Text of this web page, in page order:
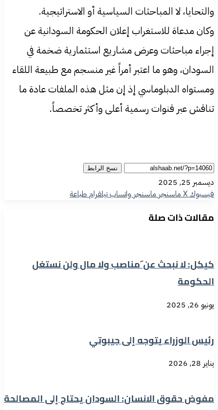
والتحايا، لا المباحثات السياسية أو الاستراتيجية.
وكان مدعاة للاستغراب إعلان الحكومة السودانية عن
إجراء مباحثات وعرض مشاريع استثمارية ضخمة في
السودان، وهو ما اعتبر أمراً غير منسجم مع طبيعة اللقاء
ومستواه الدبلوماسي إذ إن مثل هذه الملفات عادة ما
تناقش عبر قنوات رسمية أعلى وأكثر تخصصاً.
نسخ الرابط
ديسمبر 25, 2025
فيسبوك‫Xماسنجر ماسنجر واتسابتيلقرامطباعة
مقالات ذات صلة
كيكل: لا نبحث عن َمناصب ولا مال ولن نستغل
الحكومة
يونيو 26, 2025
رئيس الوزراء يتوجه إلى جيبوتي
يناير 28, 2026
مفوض حقوق الانسان: السودان يحتاج إلى المصالحة